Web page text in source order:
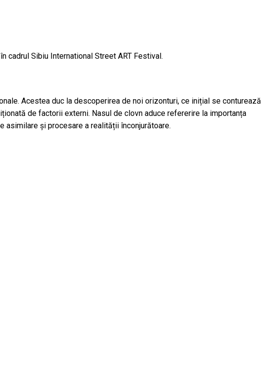
cadrul Sibiu International Street ART Festival.
Acestea duc la descoperirea de noi orizonturi, ce inițial se conturează
de factorii externi. Nasul de clovn aduce refererire la importanța
asimilare și procesare a realității înconjurătoare.